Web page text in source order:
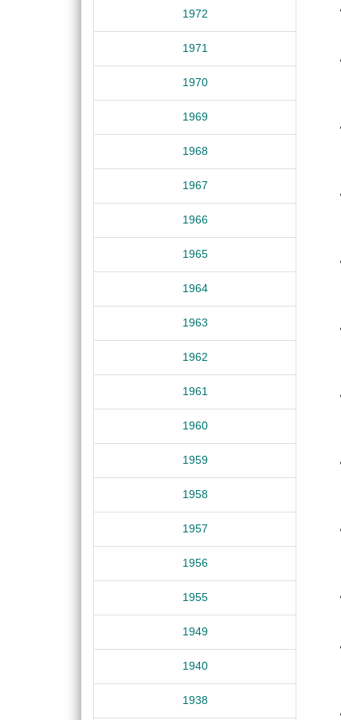
1972
1971
1970
1969
1968
1967
1966
1965
1964
1963
1962
1961
1960
1959
1958
1957
1956
1955
1949
1940
1938